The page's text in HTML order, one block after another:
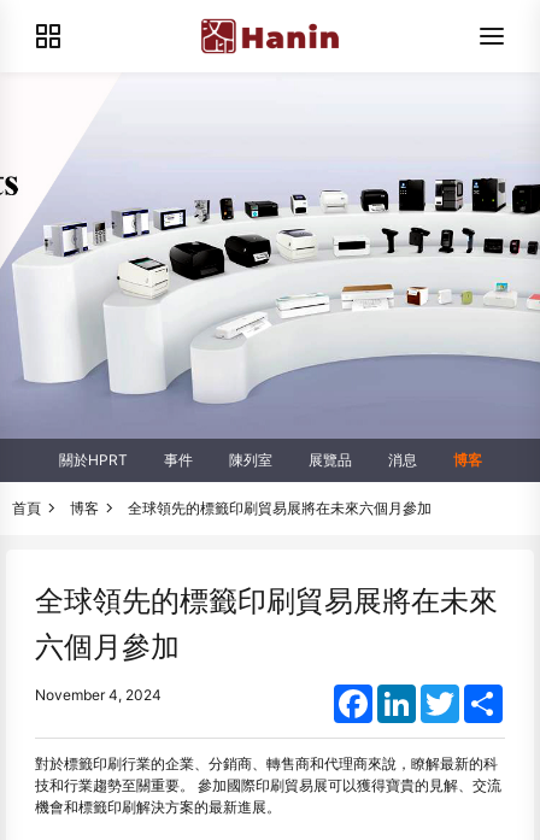
關於HPRT 事件 陳列室 展覽品 消息 博客
首頁 博客 全球領先的標籤印刷貿易展將在未來六個月參加
全球領先的標籤印刷貿易展將在未來
六個月參加
November 4, 2024 FacebookLinkedInTwitter
對於標籤印刷行業的企業、分銷商、轉售商和代理商來說，瞭解最新的科
技和行業趨勢至關重要。 參加國際印刷貿易展可以獲得寶貴的見解、交流
機會和標籤印刷解決方案的最新進展。